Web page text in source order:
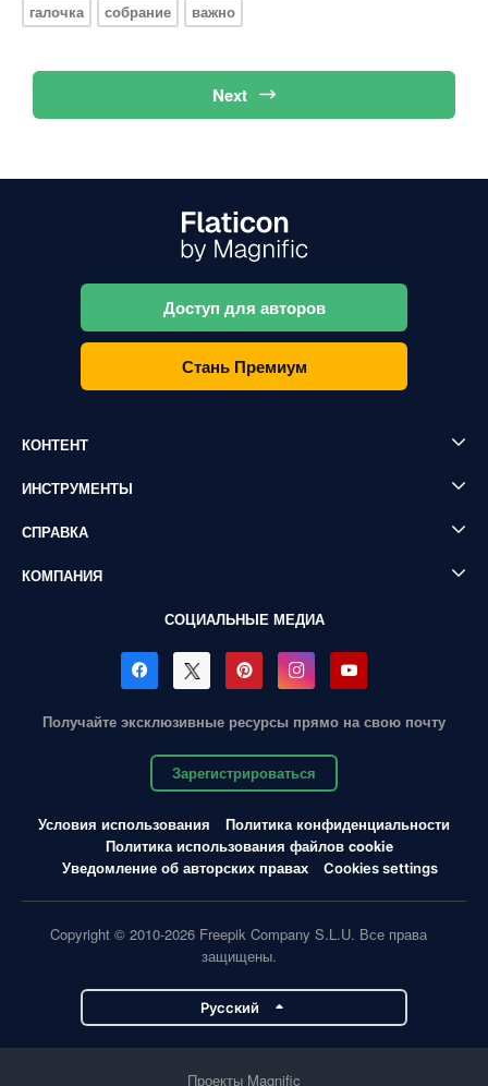
галочка собрание важно
Next
Доступ для авторов
Стань Премиум
КОНТЕНТ
ИНСТРУМЕНТЫ
СПРАВКА
КОМПАНИЯ
СОЦИАЛЬНЫЕ МЕДИА
Получайте эксклюзивные ресурсы прямо на свою почту
Зарегистрироваться
Условия использования
Политика конфиденциальности
Политика использования файлов cookie
Уведомление об авторских правах
Cookies settings
Copyright © 2010-2026 Freepik Company S.L.U. Все права
защищены.
Pусский
Проекты Magnific